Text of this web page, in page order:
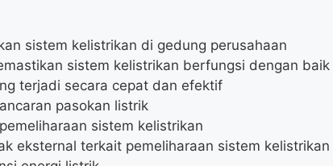
sistem kelistrikan di gedung perusahaan
sistem kelistrikan berfungsi dengan baik
terjadi secara cepat dan efektif
pasokan listrik
sistem kelistrikan
eksternal terkait pemeliharaan sistem kelistrikan